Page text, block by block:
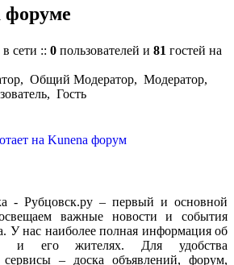
форуме
сети :: 0 пользователей и 81 гостей на
, Общий Модератор, Модератор,
, Гость
на Kunena форум
- Рубцовск.ру – первый и основной
важные новости и события
У нас наиболее полная информация об
и его жителях. Для удобства
сервисы – доска объявлений, форум,